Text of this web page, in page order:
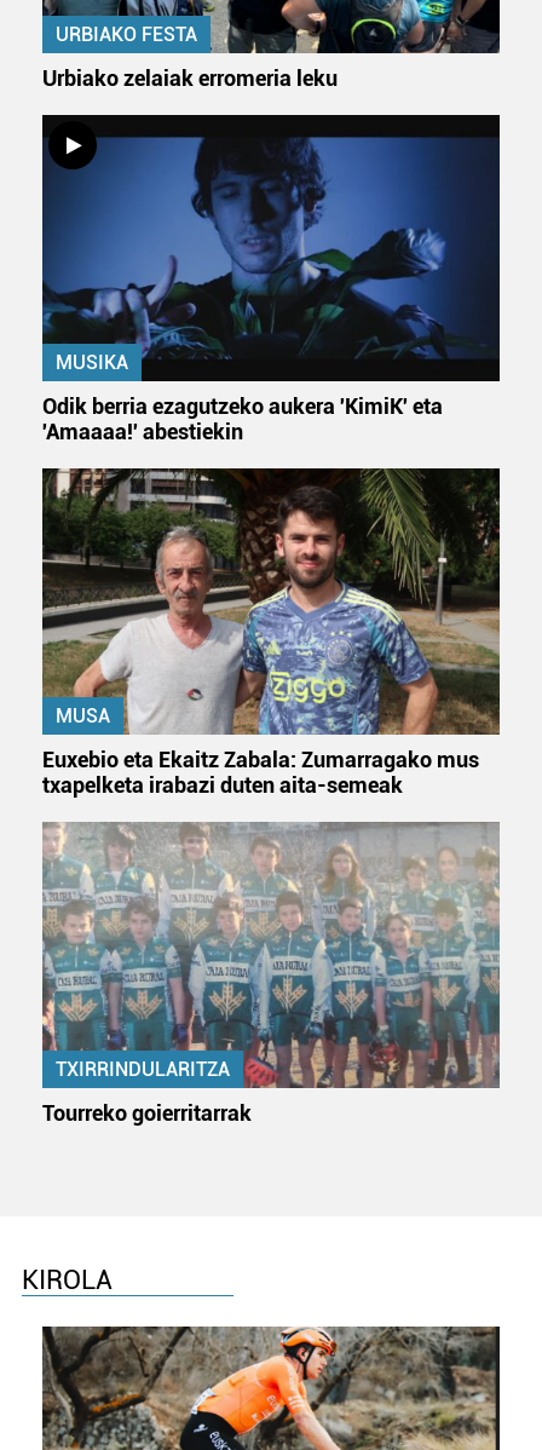
URBIAKO FESTA
Urbiako zelaiak erromeria leku
MUSIKA
Odik berria ezagutzeko aukera 'KimiK' eta
'Amaaaa!' abestiekin
MUSA
Euxebio eta Ekaitz Zabala: Zumarragako mus
txapelketa irabazi duten aita-semeak
TXIRRINDULARITZA
Tourreko goierritarrak
KIROLA